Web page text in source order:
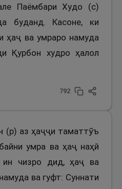
Паёмбари Худо (с)
буданд. Касоне, ки
ҳаҷ ва умраро намуда
Қурбон худро ҳалол
792
(р) аз ҳаҷҷи таматтӯъ
умра ва ҳаҷ наҳй
чизро дид, ҳаҷ ва
ва гуфт: Суннати